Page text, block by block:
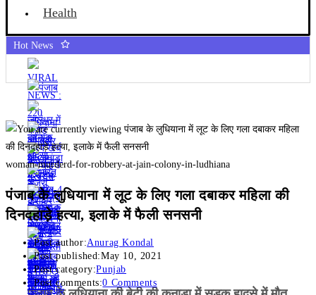
Health
Hot News
woman-murderd-for-robbery-at-jain-colony-in-ludhiana
पंजाब के लुधियाना में लूट के लिए गला दबाकर महिला की
दिनदहाड़े हत्या, इलाके में फैली सनसनी
Post author:Anurag Kondal
Post published:May 10, 2021
Post category:Punjab
Post comments:0 Comments